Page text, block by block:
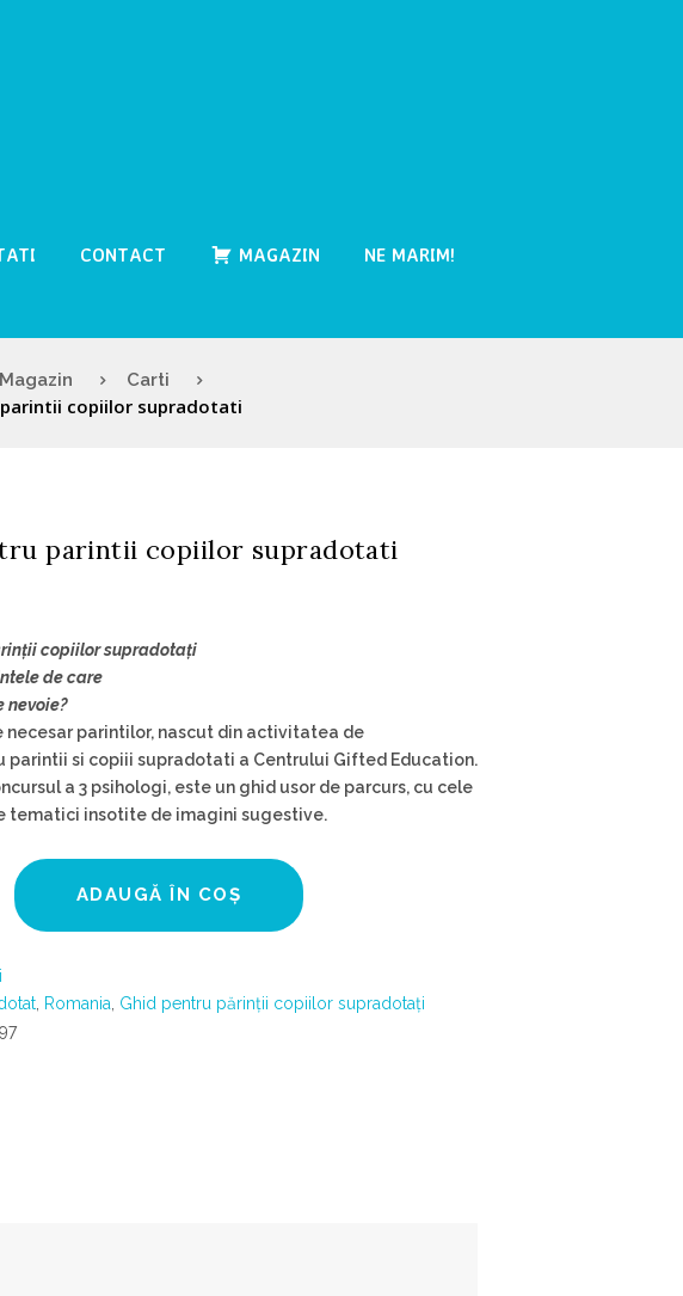
CONTACT MAGAZIN NE MARIM!
Magazin Carti
copiilor supradotati
parintii copiilor supradotati
copiilor supradotați
de care
nevoie?
necesar parintilor, nascut din activitatea de
parintii si copiii supradotati a Centrului Gifted Education.
a 3 psihologi, este un ghid usor de parcurs, cu cele
tematici insotite de imagini sugestive.
ADAUGĂ ÎN COȘ
Romania Ghid pentru părinții copiilor supradotați